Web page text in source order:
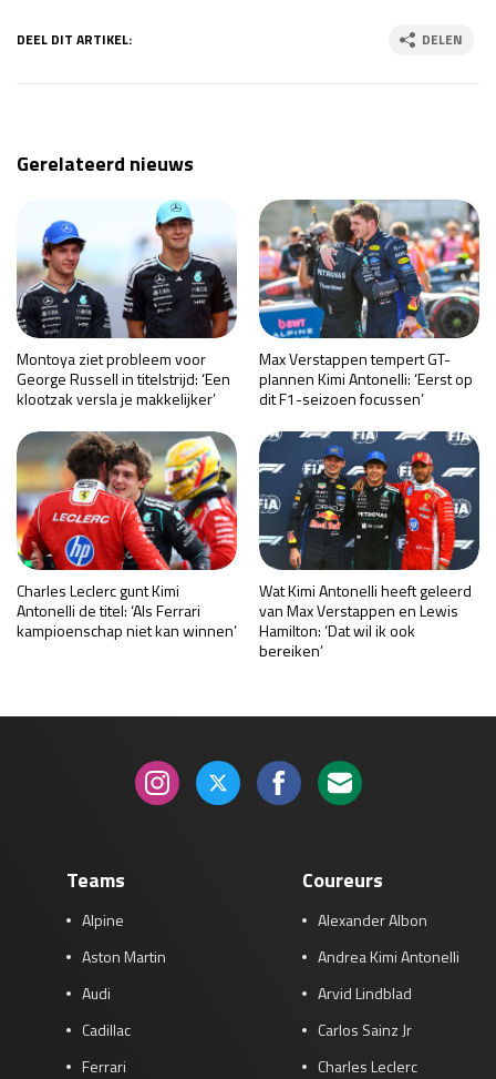
DEEL DIT ARTIKEL: DELEN
Gerelateerd nieuws
Montoya ziet probleem voor
George Russell in titelstrijd: ‘Een
klootzak versla je makkelijker’
Max Verstappen tempert GT-
plannen Kimi Antonelli: ‘Eerst op
dit F1-seizoen focussen’
Charles Leclerc gunt Kimi
Antonelli de titel: ‘Als Ferrari
kampioenschap niet kan winnen’
Wat Kimi Antonelli heeft geleerd
van Max Verstappen en Lewis
Hamilton: ‘Dat wil ik ook
bereiken’
Teams
Alpine
Aston Martin
Audi
Cadillac
Ferrari
Coureurs
Alexander Albon
Andrea Kimi Antonelli
Arvid Lindblad
Carlos Sainz Jr
Charles Leclerc